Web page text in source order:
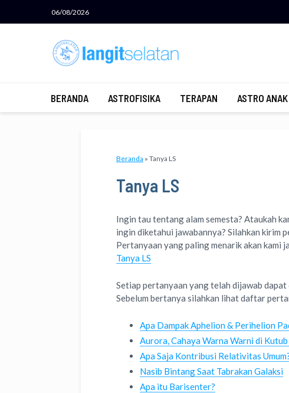
06/08/2026
BERANDA ASTROFISIKA TERAPAN ASTRO ANAK
Beranda » Tanya LS
Tanya LS
Ingin tau tentang alam semesta? Ataukah
ingin diketahui jawabannya? Silahkan kirim
Pertanyaan yang paling menarik akan kami
Tanya LS
Setiap pertanyaan yang telah dijawab
Sebelum bertanya silahkan lihat daftar
Apa Dampak Aphelion & Perihelion
Aurora, Cahaya Warna Warni di
Apa Saja Kontribusi Relativitas
Nasib Bintang Saat Tabrakan Galaksi
Apa itu Barisenter?